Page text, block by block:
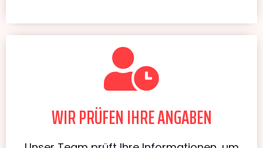
WIR PRÜFEN IHRE ANGABEN